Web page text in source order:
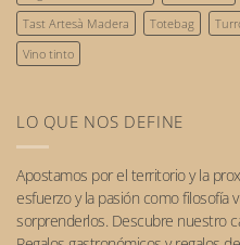
Tast Artesà Madera
Totebag
Vino tinto
LO QUE NOS DEFINE
Apostamos por el territorioy la
esfuerzo y la pasión como filosofía
sorprenderlos. Descubre nuestro